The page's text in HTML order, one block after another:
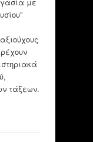
τάξεων.